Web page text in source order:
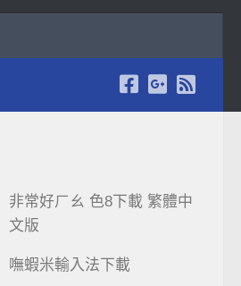
非常好ㄏㄠ 色8下載 繁體中
文版
嘸蝦米輸入法下載